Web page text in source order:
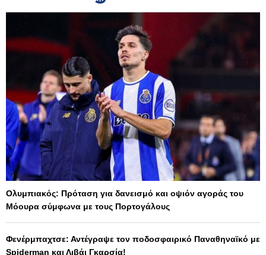
Ολυμπιακός: Πρόταση για δανεισμό και οψιόν αγοράς του
Μόουρα σύμφωνα με τους Πορτογάλους
Φενέρμπαχτσε: Αντέγραψε τον ποδοσφαιρικό Παναθηναϊκό με
Spiderman και Λιβάι Γκαρσία!